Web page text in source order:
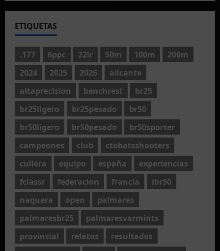
ETIQUETAS
.177 6ppc 22lr 50m 100m
200m
2024
2025 2026
alicante
altaprecision
benchrest
br25
br25ligero
br25pesado
br50
br50ligero
br50pesado
br50sporter
campeones
club
ctobatsshooters
cullera
equipo españa
experiencias
fclassr
federacion francia
ibr50
naquera
open
palmares
palmaresbr25
palmaresvarmints
provincial
relatos
resultados